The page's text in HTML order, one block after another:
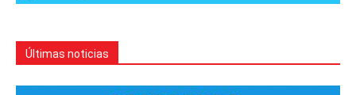
Últimas noticias